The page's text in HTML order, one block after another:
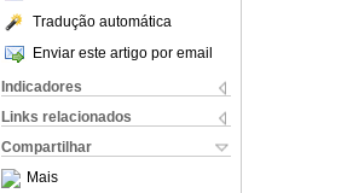
Tradução automática
Enviar este artigo por email
Indicadores
Links relacionados
Compartilhar
Mais